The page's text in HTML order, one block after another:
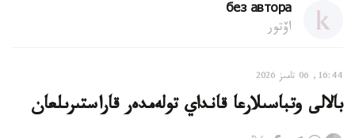
без автора
اۆتور
16:44, 06 تامىز 2026
بالالى وتباسىلارعا قانداي تولەمدەر قاراستىرىلعان